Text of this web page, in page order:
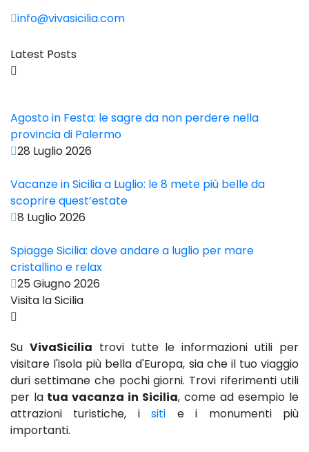
info@vivasicilia.com
Latest Posts
Agosto in Festa: le sagre da non perdere nella
provincia di Palermo
28 Luglio 2026
Vacanze in Sicilia a Luglio: le 8 mete più belle da
scoprire quest’estate
8 Luglio 2026
Spiagge Sicilia: dove andare a luglio per mare
cristallino e relax
25 Giugno 2026
Visita la Sicilia
Su VivaSicilia trovi tutte le informazioni utili per
visitare l'isola più bella d'Europa, sia che il tuo viaggio
duri settimane che pochi giorni. Trovi riferimenti utili
per la tua vacanza in Sicilia, come ad esempio le
attrazioni turistiche, isiti e i monumenti più
importanti.